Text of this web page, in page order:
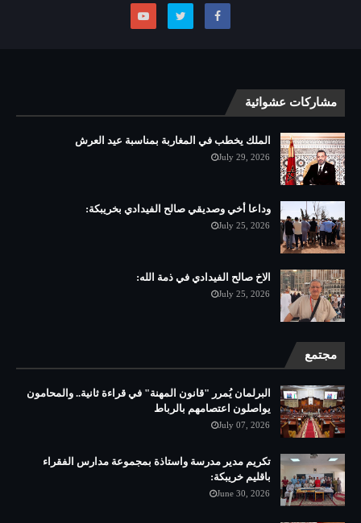
مشاركات عشوائية
الملك يخطب في المغاربة بمناسبة عيد العرش
July 29, 2026
وداعا أخي وصديقي صالح الفيدادي بخريبكة:
July 25, 2026
الاخ صالح الفيدادي في ذمة الله:
July 25, 2026
مجتمع
البرلمان يُمرر "قانون المهنة" في قراءة ثانية.. والمحامون
يواصلون اعتصامهم بالرباط
July 07, 2026
تكريم مدير مدرسة واستاذة بمجموعة مدارس الفقراء
باقليم خريبكة:
June 30, 2026